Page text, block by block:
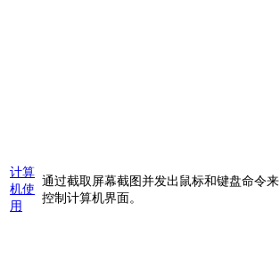
计算
机使
用
通过截取屏幕截图并发出鼠标和键盘命令来
控制计算机界面。